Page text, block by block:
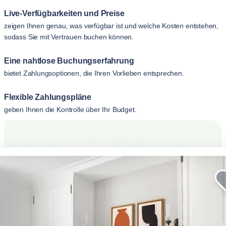
Live-Verfügbarkeiten und Preise
zeigen Ihnen genau, was verfügbar ist und welche Kosten entstehen,
sodass Sie mit Vertrauen buchen können.
Eine nahtlose Buchungserfahrung
bietet Zahlungsoptionen, die Ihren Vorlieben entsprechen.
Flexible Zahlungspläne
geben Ihnen die Kontrolle über Ihr Budget.